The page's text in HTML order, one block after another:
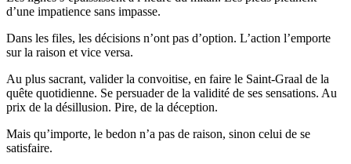
d’une impatience sans impasse.
Dans les files, les décisions n’ont pas d’option. L’action l’emporte
sur la raison et vice versa.
Au plus sacrant, valider la convoitise, en faire le Saint-Graal de la
quête quotidienne. Se persuader de la validité de ses sensations. Au
prix de la désillusion. Pire, de la déception.
Mais qu’importe, le bedon n’a pas de raison, sinon celui de se
satisfaire.